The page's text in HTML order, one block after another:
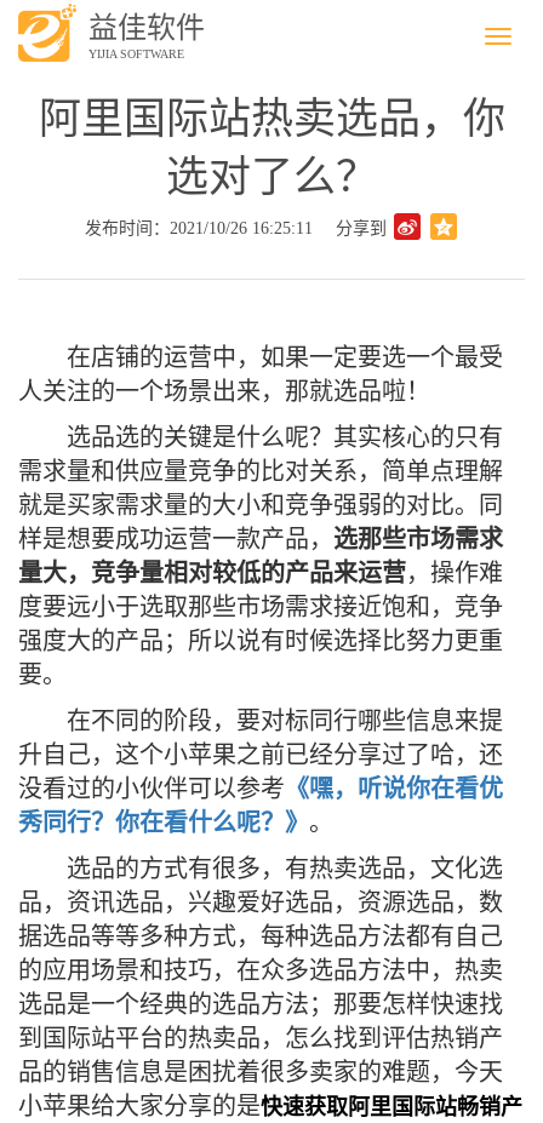
Menu
益佳软件
YIJIA SOFTWARE
阿里国际站热卖选品，你
选对了么？
发布时间：2021/10/26 16:25:11 分享到
在店铺的运营中，如果一定要选一个最受
人关注的一个场景出来，那就选品啦！
选品选的关键是什么呢？其实核心的只有
需求量和供应量竞争的比对关系，简单点理解
就是买家需求量的大小和竞争强弱的对比。同
样是想要成功运营一款产品， 选那些市场需求
量大，竞争量相对较低的产品来运营，操作难
度要远小于选取那些市场需求接近饱和，竞争
强度大的产品；所以说有时候选择比努力更重
要。
在不同的阶段，要对标同行哪些信息来提
升自己，这个小苹果之前已经分享过了哈，还
没看过的小伙伴可以参考 《嘿，听说你在看优
秀同行？你在看什么呢？》 。
选品的方式有很多，有热卖选品，文化选
品，资讯选品，兴趣爱好选品，资源选品，数
据选品等等多种方式，每种选品方法都有自己
的应用场景和技巧，在众多选品方法中，热卖
选品是一个经典的选品方法；那要怎样快速找
到国际站平台的热卖品，怎么找到评估热销产
品的销售信息是困扰着很多卖家的难题，今天
小苹果给大家分享的是快速获取阿里国际站畅销产